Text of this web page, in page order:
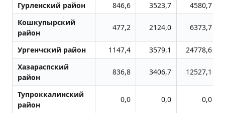
Гурленский район
846,6 3523,7
4580,7
Кошкупырский
район
477,2 2124,0 6373,7
Ургенчский район 1147,4 3579,1
24778,6
Хазараспский
район
836,8 3406,7 12527,1
Тупроккалинский
район
0,0 0,0 0,0